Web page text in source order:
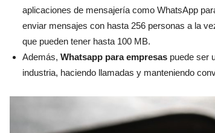
aplicaciones de mensajería como WhatsApp
enviar mensajes con hasta 256 personas a la
que pueden tener hasta 100 MB.
Además, Whatsapp para empresas puede ser
industria, haciendo llamadas y manteniendo